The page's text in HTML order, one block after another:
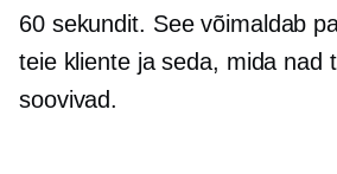
60 sekundit. See võimaldab
teie kliente ja seda, mida nad
soovivad.